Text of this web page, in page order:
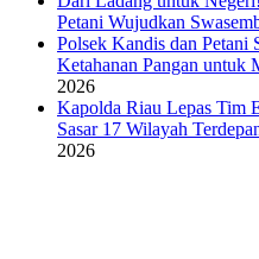
Petani Wujudkan
Polsek Kandis dan Petani
Ketahanan Pangan untuk
2026
Kapolda Riau Lepas Tim
Sasar 17 Wilayah
2026